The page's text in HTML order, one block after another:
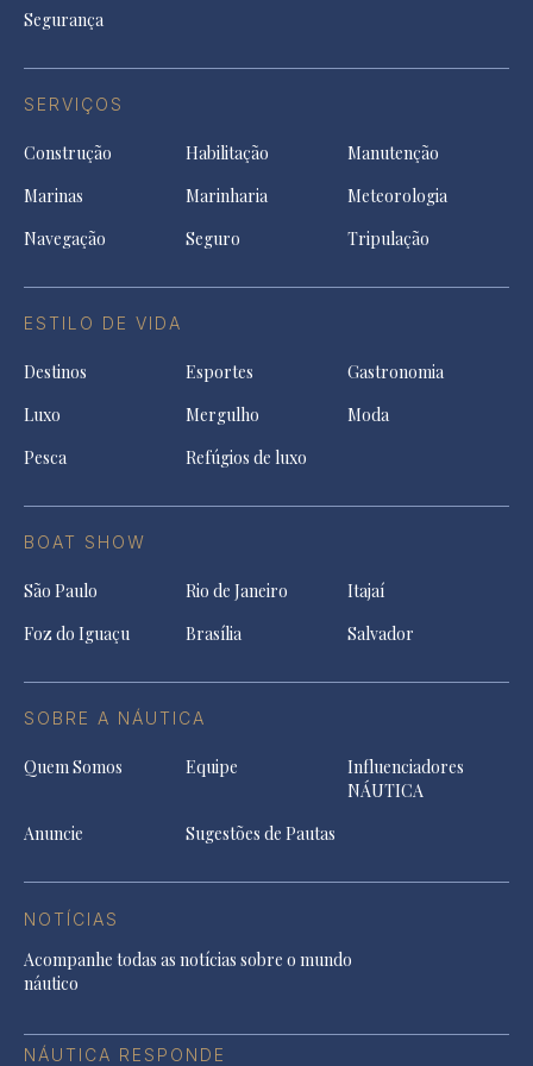
Segurança
SERVIÇOS
Construção Habilitação
Manutenção
Marinas
Marinharia
Meteorologia
Navegação
Seguro Tripulação
ESTILO DE VIDA
Destinos Esportes
Gastronomia
Luxo
Mergulho
Moda
Pesca
Refúgios de luxo
BOAT SHOW
São Paulo Rio de Janeiro
Itajaí
Foz do Iguaçu
Brasília Salvador
SOBRE A NÁUTICA
Quem Somos Equipe
Influenciadores
NÁUTICA
Anuncie
Sugestões de Pautas
NOTÍCIAS
Acompanhe todas as notícias sobre o mundo
náutico
NÁUTICA RESPONDE